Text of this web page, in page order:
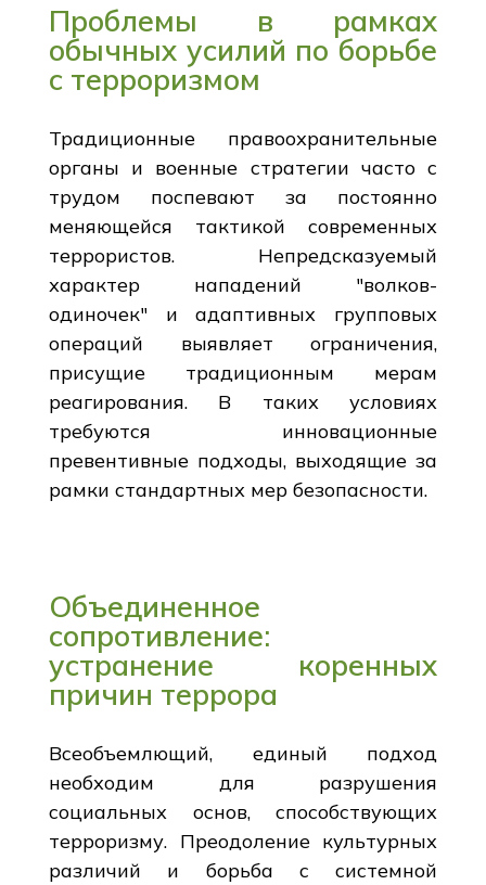
Проблемы в рамках
обычных усилий по борьбе
с терроризмом
Традиционные правоохранительные
органы и военные стратегии часто с
трудом поспевают за постоянно
меняющейся тактикой современных
террористов. Непредсказуемый
характер нападений "волков-
одиночек" и адаптивных групповых
операций выявляет ограничения,
присущие традиционным мерам
реагирования. В таких условиях
требуются инновационные
превентивные подходы, выходящие за
рамки стандартных мер безопасности.
Объединенное
сопротивление:
устранение коренных
причин террора
Всеобъемлющий, единый подход
необходим для разрушения
социальных основ, способствующих
терроризму. Преодоление культурных
различий и борьба с системной